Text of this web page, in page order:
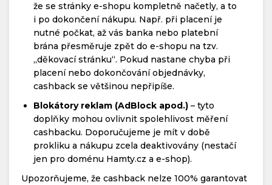
že se stránky e-shopu kompletně načetly, a to
i po dokončení nákupu. Např. při placení je
nutné počkat, až vás banka nebo platební
brána přesměruje zpět do e-shopu na tzv.
„děkovací stránku“. Pokud nastane chyba při
placení nebo dokončování objednávky,
cashback se většinou nepřipíše.
Blokátory reklam (AdBlock apod.) – tyto
doplňky mohou ovlivnit spolehlivost měření
cashbacku. Doporučujeme je mít v době
prokliku a nákupu zcela deaktivovány (nestačí
jen pro doménu Hamty.cz a e-shop).
Upozorňujeme, že cashback nelze 100% garantovat